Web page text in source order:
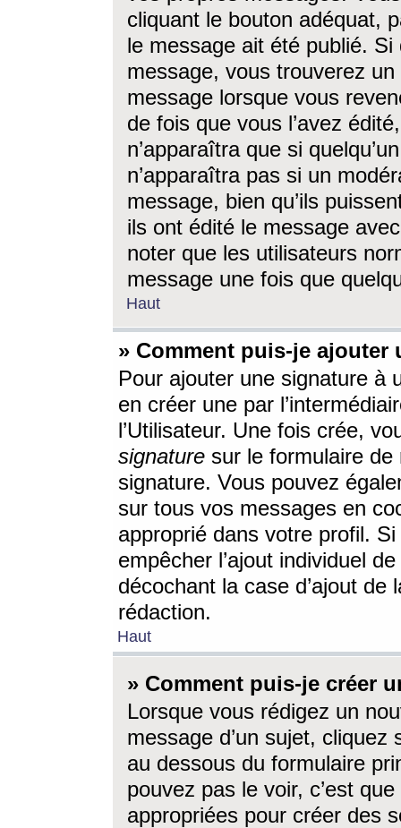
cliquant le bouton adéquat,
le message ait été publié. Si
message, vous trouverez
message lorsque vous
de fois que vous l’avez
n’apparaîtra que si
n’apparaîtra pas si un
message, bien qu’ils
ils ont édité le message
noter que les utilisateurs
message une fois que
Haut
» Comment puis-je ajouter
Pour ajouter une signature à
en créer une par
l’Utilisateur. Une fois crée,
signature sur le formulaire de
signature. Vous pouvez
sur tous vos messages en
approprié dans votre profil.
empêcher l’ajout individuel
décochant la case d’ajout
rédaction.
Haut
» Comment puis-je créer
Lorsque vous rédigez un
message d’un sujet, cliquez
au dessous du formulaire
pouvez pas le voir, c’est
appropriées pour créer des